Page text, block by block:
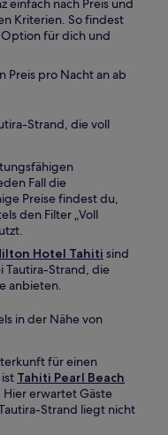
einfach nach Preis und
Kriterien. So findest
für dich und
Preis pro Nacht an ab
Strand, die voll
Fall die
Preise findest du,
den Filter „Voll
Hotel Tahiti sind
Tautira-Strand, die
anbieten.
in der Nähe von
für einen
Tahiti Pearl Beach
erwartet Gäste
Strand liegt nicht